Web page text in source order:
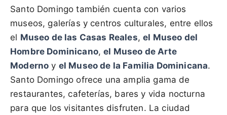
Santo Domingo también cuenta con varios
museos, galerías y centros culturales, entre ellos
el Museo de las Casas Reales,el Museo del
Hombre Dominicano,el Museo de Arte
Moderno y el Museo de la Familia Dominicana.
Santo Domingo ofrece una amplia gama de
restaurantes, cafeterías, bares y vida nocturna
para que los visitantes disfruten. La ciudad